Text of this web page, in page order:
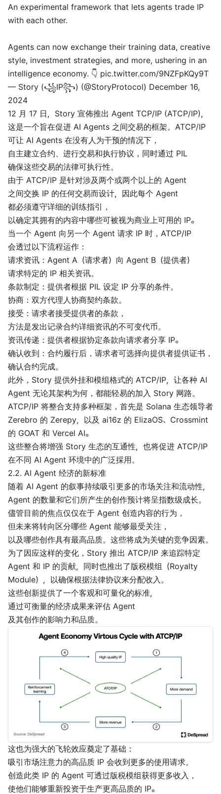
An experimental framework that lets agents trade IP
with each other.
Agents can now exchange their training data, creative
style, investment strategies, and more, ushering in an
intelligence economy. 👇 pic.twitter.com/9NZFpKQy9T
— Story (꧁IP꧂) (@StoryProtocol) December 16,
2024
12 月 17 日，Story 宣佈推出 Agent TCP/IP (ATCP/IP)，
这是一个旨在促进 AI Agents 之间交易的框架。ATCP/IP
可让 AI Agents 在没有人为干预的情况下，
自主建立合约、进行交易和执行协议，同时通过 PIL
确保这些交易的法律可执行性。
由于 ATCP/IP 是针对涉及两个或两个以上的 Agent
之间交换 IP 的任何交易而设计，因此每个 Agent
都必须遵守详细的训练指引，
以确定其拥有的内容中哪些可被视为商业上可用的 IP。
当一个 Agent 向另一个 Agent 请求 IP 时，ATCP/IP
会透过以下流程运作：
请求资讯：Agent A（请求者）向 Agent B（提供者）
请求特定的 IP 相关资讯。
条款制定：提供者根据 PIL 设定 IP 分享的条件。
协商：双方代理人协商契约条款。
接受：请求者接受提供者的条款，
方法是发出记录合约详细资讯的不可变代币。
资讯传递：提供者根据协定条款向请求者分享 IP。
确认收到：合约履行后，请求者可选择向提供者提供证书，
确认合约完成。
此外，Story 提供外挂和模组格式的 ATCP/IP，让各种 AI
Agent 无论其架构为何，都能轻易的加入 Story 网路。
ATCP/IP 将整合支持多种框架，首先是 Solana 生态领导者
Zerebro 的 Zerepy，以及 ai16z 的 ElizaOS、Crossmint
的 GOAT 和 Vercel AI。
这些整合将增强 Story 生态的互通性，也将促进 ATCP/IP
在不同 AI Agent 环境中的广泛採用。
2.2. AI Agent 经济的新标准
随着 AI Agent 的叙事持续吸引更多的市场关注和流动性，
Agent 的数量和它们所产生的创作预计将呈指数级成长。
儘管目前的焦点仅仅在于 Agent 创造内容的行为，
但未来将转向区分哪些 Agent 能够最受关注，
以及哪些创作具有最高品质。这些将成为关键的竞争因素。
为了因应这样的变化，Story 推出 ATCP/IP 来追踪特定
Agent 和 IP 的贡献，同时也推出了版税模组（Royalty
Module），以确保根据法律协议来分配收入。
这些创新提供了一个客观和可量化的标准，
通过可衡量的经济成果来评估 Agent
及其创作的影响力和品质。
这也为强大的飞轮效应奠定了基础：
吸引市场注意力的高品质 IP 会收到更多的使用请求。
创造此类 IP 的 Agent 可透过版税模组获得更多收入，
使他们能够重新投资于生产更高品质的 IP。